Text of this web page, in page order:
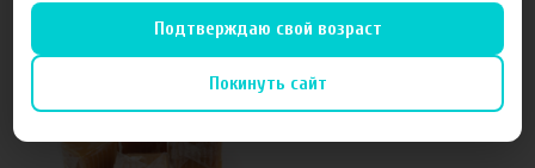
Подтверждаю свой возраст
Покинуть сайт